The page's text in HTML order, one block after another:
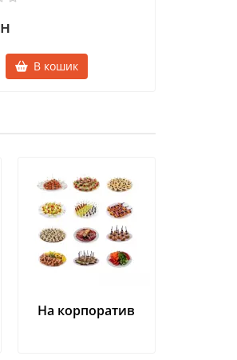
В кошик
На корпоратив